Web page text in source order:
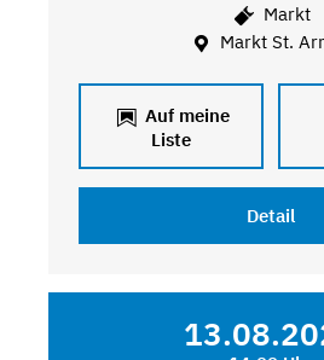
Markt
Markt St.
Auf meine
Liste
Detail